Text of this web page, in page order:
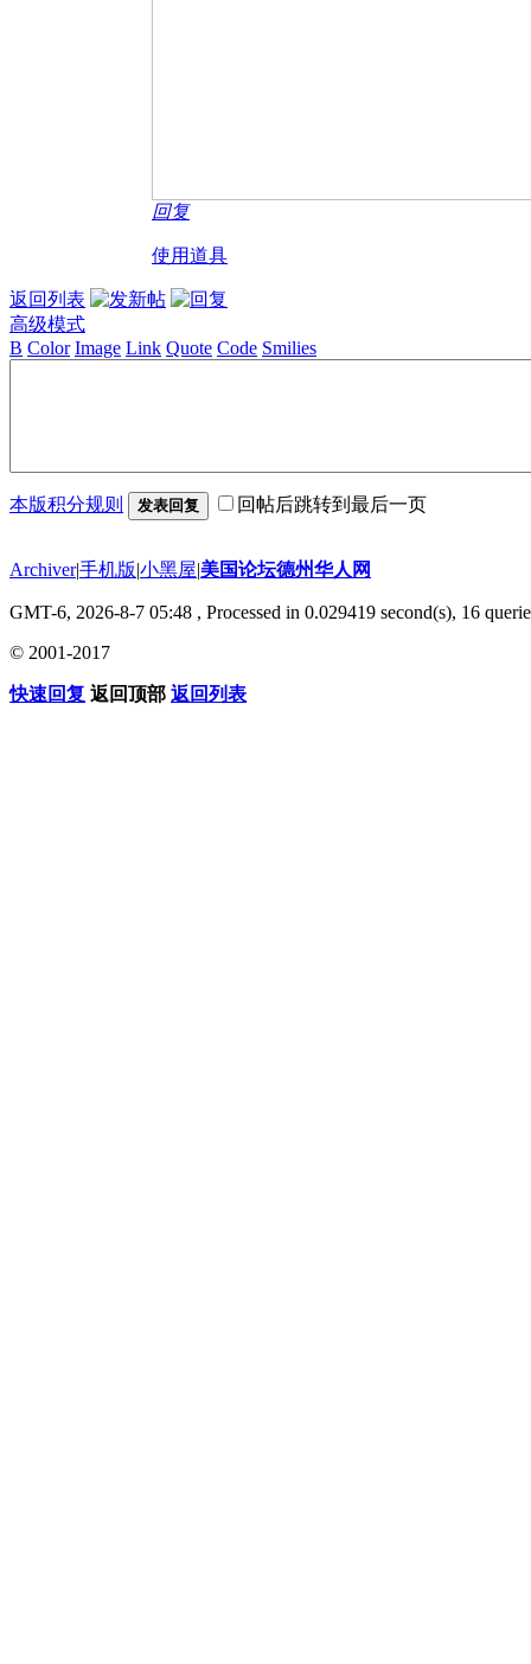
回复
使用道具
返回列表
高级模式
B Color Image Link Quote Code Smilies
本版积分规则 发表回复 回帖后跳转到最后一页
Archiver|手机版|小黑屋|美国论坛德州华人网
GMT-6, 2026-8-7 05:48 , Processed in 0.029419 second(s), 16
© 2001-2017
快速回复 返回顶部 返回列表